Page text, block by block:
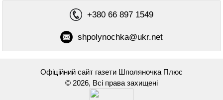
+380 66 897 1549
shpolynochka@ukr.net
Офіційний сайт газети Шполяночка Плюс
© 2026, Всі права захищені